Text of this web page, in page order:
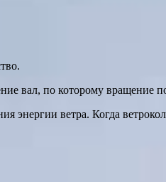
вал, по которому вращение
ветра. Когда